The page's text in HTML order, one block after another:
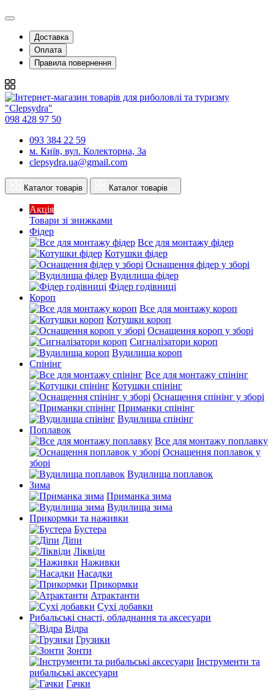
Доставка
Оплата
Правила повернення
098 428 97 50
093 384 22 59
м. Київ, вул. Колекторна, 3а
clepsydra.ua@gmail.com
Каталог товарів Каталог товарів
Акція
Товари зі знижками
Фідер
Все для монтажу фідер
Котушки фідер
Оснащення фідер у зборі
Вудилища фідер
Фідер годівниці
Короп
Все для монтажу короп
Котушки короп
Оснащення короп у зборі
Сигналізатори короп
Вудилища короп
Спінінг
Все для монтажу спінінг
Котушки спінінг
Оснащення спінінг у зборі
Приманки спінінг
Вудилища спінінг
Поплавок
Все для монтажу поплавку
Оснащення поплавок у
зборі
Вудилища поплавок
Зима
Приманка зима
Вудилища зима
Прикормки та наживки
Бустера
Діпи
Ліквіди
Наживки
Насадки
Прикормки
Атрактанти
Сухі добавки
Рибальські снасті, обладнання та аксесуари
Відра
Грузики
Зонти
Інструменти та
рибальські аксесуари
Гачки